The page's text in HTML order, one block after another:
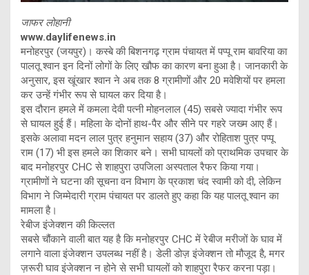
जाफर लोहानी
www.daylifenews.in
मनोहरपुर (जयपुर)। कस्बे की बिशनगढ़ ग्राम पंचायत में पप्पू राम बावरिया का
पालतू श्वान इन दिनों लोगों के लिए खौफ का कारण बना हुआ है। जानकारी के
अनुसार, इस खूंखार श्वान ने अब तक 8 ग्रामीणों और 20 मवेशियों पर हमला
कर उन्हें गंभीर रूप से घायल कर दिया है।
इस दौरान हमले में कमला देवी पत्नी मोहनलाल (45) सबसे ज्यादा गंभीर रूप
से घायल हुई हैं। महिला के दोनों हाथ-पैर और सीने पर गहरे जख्म आए हैं।
इसके अलावा मदन लाल पुत्र हनुमान सहाय (37) और रोहिताश पुत्र पप्पू
राम (17) भी इस हमले का शिकार बने। सभी घायलों को प्राथमिक उपचार के
बाद मनोहरपुर CHC से शाहपुरा उपजिला अस्पताल रैफर किया गया।
ग्रामीणों ने घटना की सूचना वन विभाग के प्रकाश चंद स्वामी को दी, लेकिन
विभाग ने जिम्मेदारी ग्राम पंचायत पर डालते हुए कहा कि यह पालतू श्वान का
मामला है।
रेबीज इंजेक्शन की किल्लत
सबसे चौंकाने वाली बात यह है कि मनोहरपुर CHC में रेबीज मरीजों के घाव में
लगाने वाला इंजेक्शन उपलब्ध नहीं है। डेली डोज़ इंजेक्शन तो मौजूद है, मगर
ज़रूरी घाव इंजेक्शन न होने से सभी घायलों को शाहपुरा रैफर करना पड़ा।